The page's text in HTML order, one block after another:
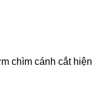
chìm cánh cắt hiện